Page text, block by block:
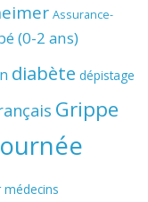
Assurance-
(0-2 ans)
diabète dépistage
Grippe
médecins